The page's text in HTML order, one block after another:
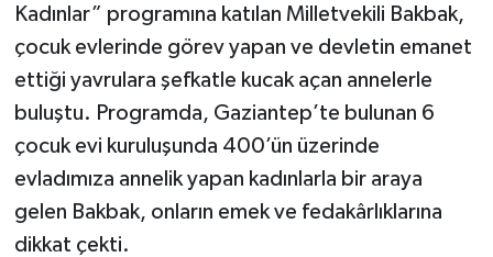
Kadınlar” programına katılan Milletvekili Bakbak,
çocuk evlerinde görev yapan ve devletin emanet
ettiği yavrulara şefkatle kucak açan annelerle
buluştu. Programda, Gaziantep’te bulunan 6
çocuk evi kuruluşunda 400’ün üzerinde
evladımıza annelik yapan kadınlarla bir araya
gelen Bakbak, onların emek ve fedakârlıklarına
dikkat çekti.
Teknoloji
Türkiye
Video Haber
Yaşam
Yeme-İçme